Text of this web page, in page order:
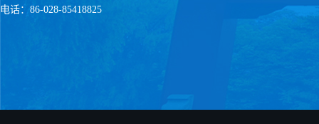
电话：86-028-85418825